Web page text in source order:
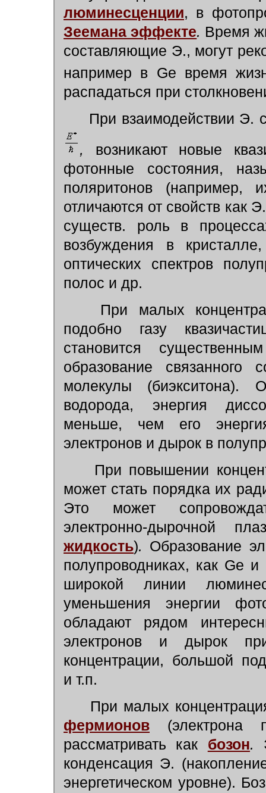
люминесценции, в
Зеемана эффекте. Время
составляющие Э., могут
например в Ge время
распадаться при
При взаимодействии
,
возникают новые
фотонные состояния,
поляритонов (например,
отличаются от свойств как
существ. роль в
возбуждения в
оптических спектров
полос и др.
При малых
подобно газу
становится
образование
молекулы (биэкситона).
водорода, энергия
меньше, чем его
электронов и дырок в
При повышении
может стать порядка их
Это может
электронно-дырочной
жидкость). Образование
полупроводниках, как Ge
широкой линии
уменьшения энергии
обладают рядом
электронов и дырок
концентрации, большой
и т.п.
При малых
фермионов (электрона
рассматривать как бозон.
конденсация Э.
энергетическом уровне).